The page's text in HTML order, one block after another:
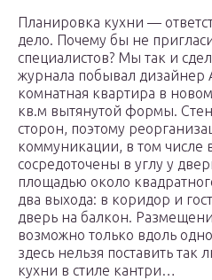
Планировка кухни —
дело. Почему бы не
специалистов? Мы так и
журнала побывал дизайнер
комнатная квартира в
кв.м вытянутой формы.
сторон, поэтому
коммуникации, в том числе
сосредоточены в углу у
площадью около
два выхода: в коридор и
дверь на балкон.
возможно только вдоль
здесь нельзя поставить
кухни в стиле кантри…